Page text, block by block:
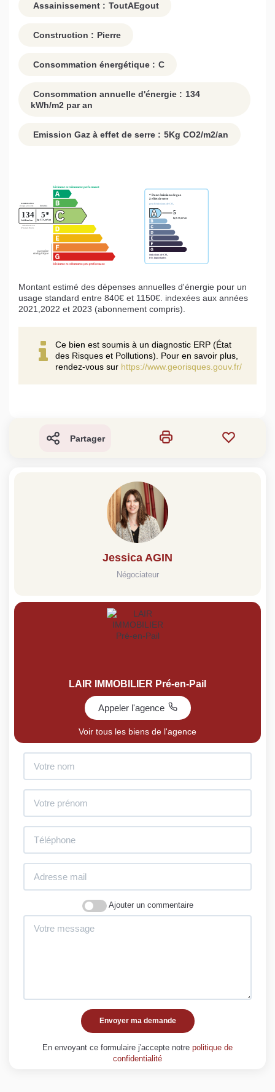
Assainissement : ToutAEgout
Construction : Pierre
Consommation énergétique : C
Consommation annuelle d'énergie : 134
kWh/m2 par an
Emission Gaz à effet de serre : 5Kg CO2/m2/an
Montant estimé des dépenses annuelles d'énergie pour un
usage standard entre 840€ et 1150€. indexées aux années
2021,2022 et 2023 (abonnement compris).
Ce bien est soumis à un diagnostic ERP (État
des Risques et Pollutions). Pour en savoir plus,
rendez-vous sur https://www.georisques.gouv.fr/
Partager
Jessica AGIN
Négociateur
LAIR IMMOBILIER Pré-en-Pail
Appeler l'agence
Voir tous les biens de l'agence
Ajouter un commentaire
Envoyer ma demande
En envoyant ce formulaire j'accepte notre politique de
confidentialité